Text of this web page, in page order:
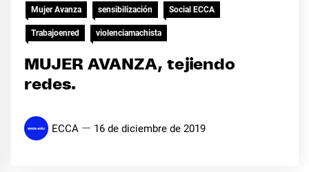
Mujer Avanza sensibilización Social ECCA
Trabajoenred violenciamachista
MUJER AVANZA, tejiendo
redes.
ECCA 16 de diciembre de 2019